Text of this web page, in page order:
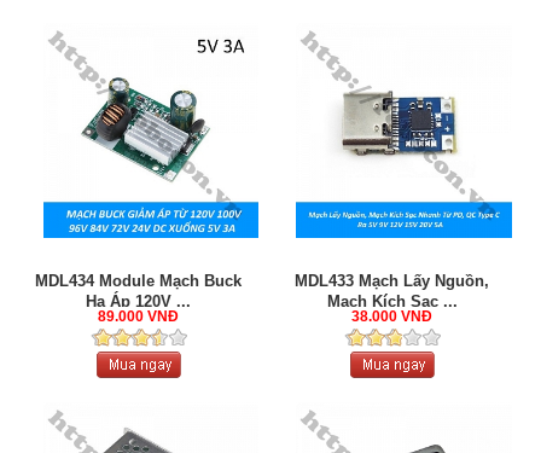
MDL434 Module Mạch Buck
Hạ Áp 120V ...
89.000 VNĐ
MDL433 Mạch Lấy Nguồn,
Mạch Kích Sạc ...
38.000 VNĐ